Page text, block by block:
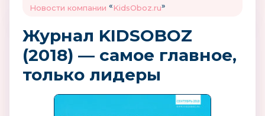
Новости компании «KidsOboz.ru»
Журнал KIDSOBOZ
(2018) — самое главное,
только лидеры